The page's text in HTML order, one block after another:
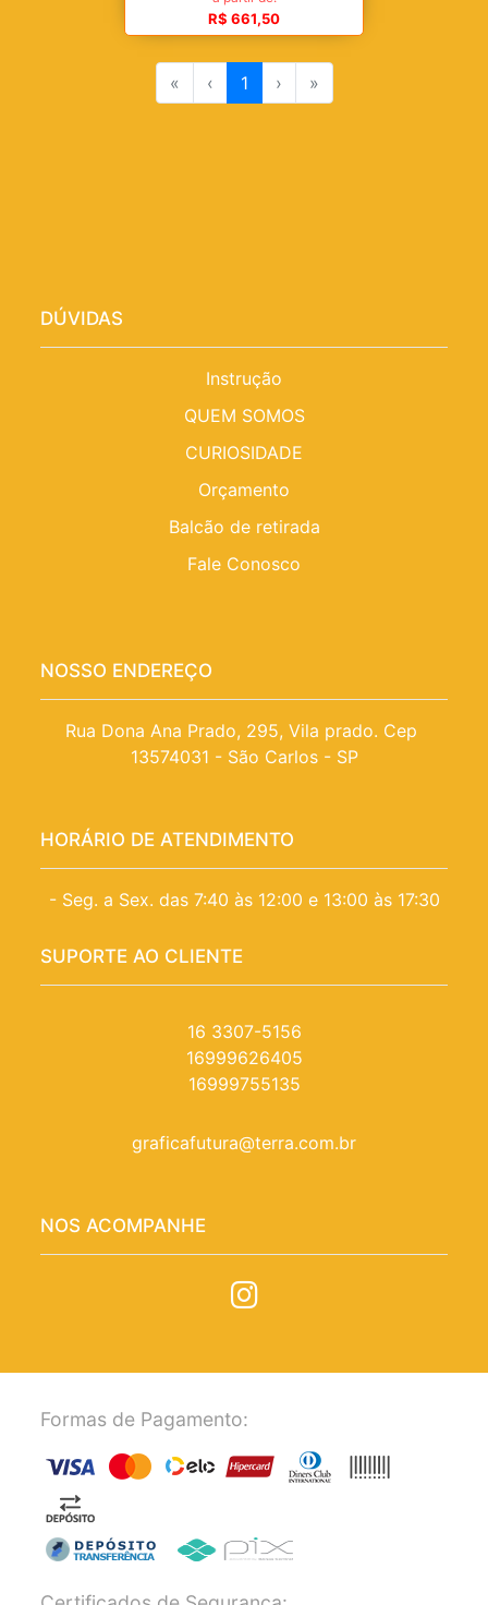
R$ 661,50
« ‹ 1 › »
DÚVIDAS
Instrução
QUEM SOMOS
CURIOSIDADE
Orçamento
Balcão de retirada
Fale Conosco
NOSSO ENDEREÇO
Rua Dona Ana Prado, 295, Vila prado. Cep
13574031 - São Carlos - SP
HORÁRIO DE ATENDIMENTO
- Seg. a Sex. das 7:40 às 12:00 e 13:00 às 17:30
SUPORTE AO CLIENTE
16 3307-5156
16999626405
16999755135
graficafutura@terra.com.br
NOS ACOMPANHE
Formas de Pagamento: